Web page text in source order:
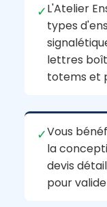
✓L'Atelier
types
lettres
totems et
✓Vous
la
devis
pour